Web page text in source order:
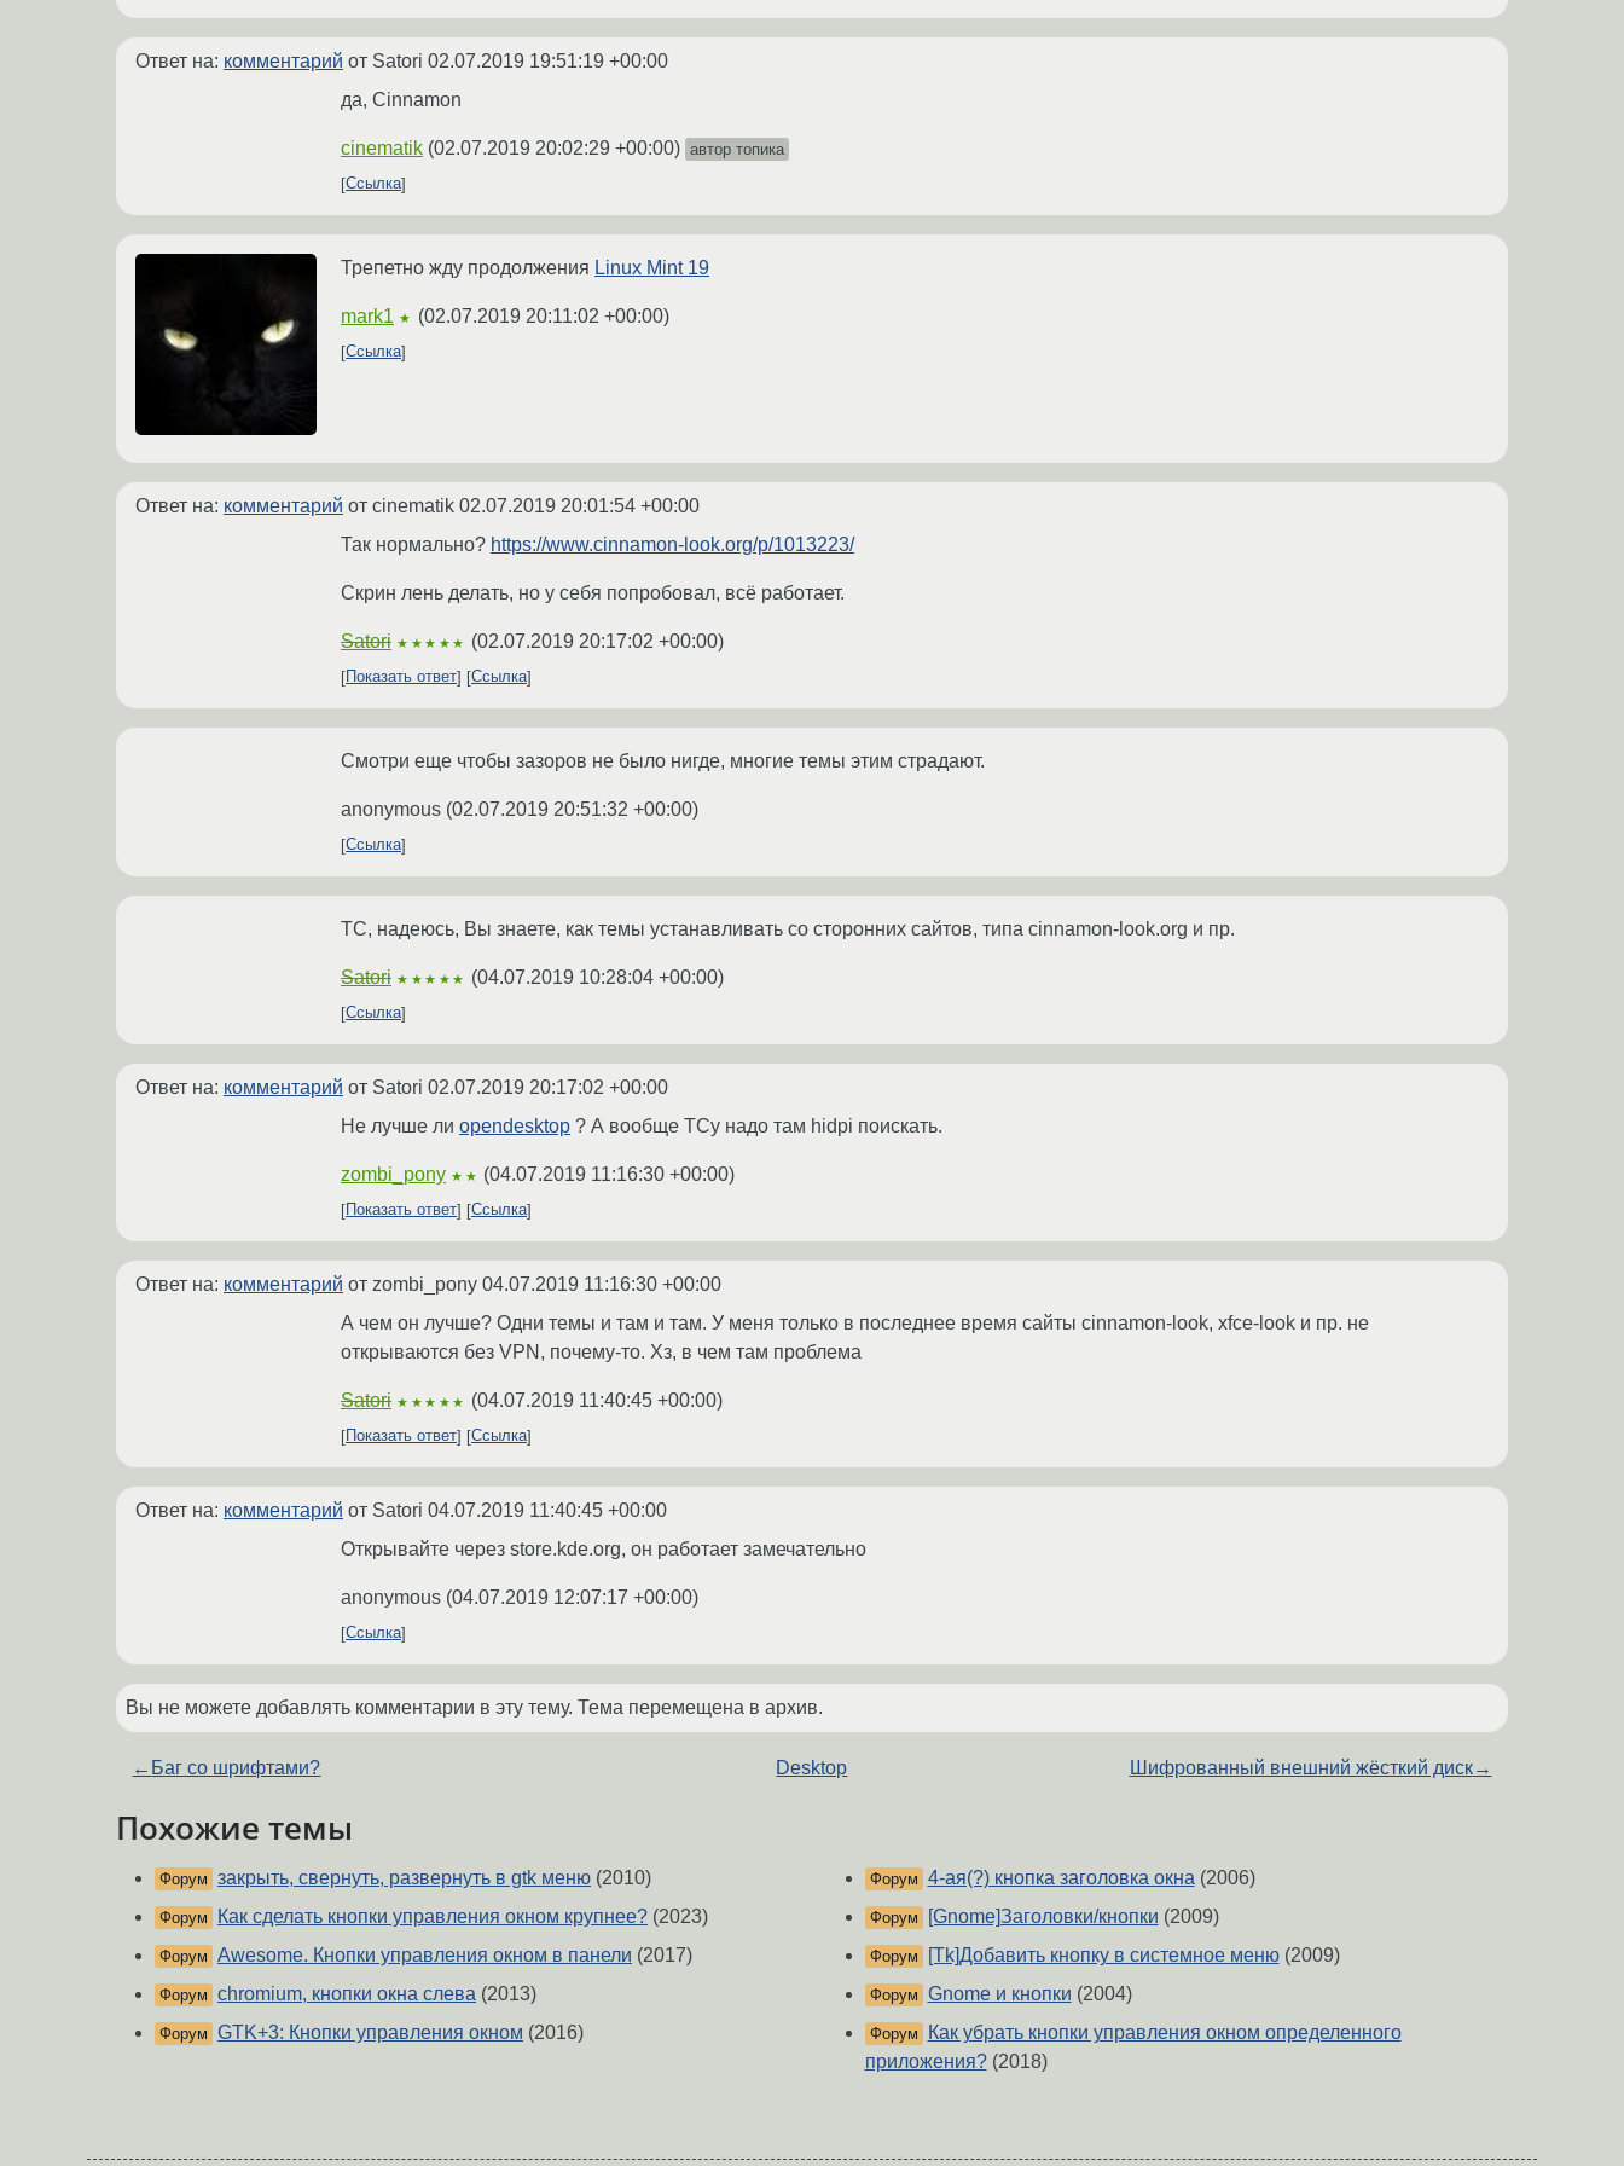
Ответ на: комментарий от Satori 02.07.2019 19:51:19 +00:00
да, Cinnamon
cinematik (02.07.2019 20:02:29 +00:00) автор топика
Ссылка
Трепетно жду продолжения Linux Mint 19
mark1 ★ (02.07.2019 20:11:02 +00:00)
Ссылка
Ответ на: комментарий от cinematik 02.07.2019 20:01:54 +00:00
Так нормально? https://www.cinnamon-look.org/p/1013223/
Скрин лень делать, но у себя попробовал, всё работает.
Satori ★★★★★ (02.07.2019 20:17:02 +00:00)
Показать ответ Ссылка
Смотри еще чтобы зазоров не было нигде, многие темы этим страдают.
anonymous (02.07.2019 20:51:32 +00:00)
Ссылка
ТС, надеюсь, Вы знаете, как темы устанавливать со сторонних сайтов, типа cinnamon-look.org и пр.
Satori ★★★★★ (04.07.2019 10:28:04 +00:00)
Ссылка
Ответ на: комментарий от Satori 02.07.2019 20:17:02 +00:00
Не лучше ли opendesktop ? А вообще ТСу надо там hidpi поискать.
zombi_pony ★★ (04.07.2019 11:16:30 +00:00)
Показать ответ Ссылка
Ответ на: комментарий от zombi_pony 04.07.2019 11:16:30 +00:00
А чем он лучше? Одни темы и там и там. У меня только в последнее время сайты cinnamon-look, xfce-look и пр. не
открываются без VPN, почему-то. Хз, в чем там проблема
Satori ★★★★★ (04.07.2019 11:40:45 +00:00)
Показать ответ Ссылка
Ответ на: комментарий от Satori 04.07.2019 11:40:45 +00:00
Открывайте через store.kde.org, он работает замечательно
anonymous (04.07.2019 12:07:17 +00:00)
Ссылка
Вы не можете добавлять комментарии в эту тему. Тема перемещена в архив.
← Баг со шрифтами? Desktop Шифрованный внешний жёсткий диск→
Похожие темы
Форум закрыть, свернуть, развернуть в gtk меню (2010)
Форум Как сделать кнопки управления окном крупнее? (2023)
Форум Awesome. Кнопки управления окном в панели (2017)
Форум chromium, кнопки окна слева (2013)
Форум GTK+3: Кнопки управления окном (2016)
Форум 4-ая(?) кнопка заголовка окна(2006)
Форум [Gnome]Заголовки/кнопки (2009)
Форум [Tk]Добавить кнопку в системное меню(2009)
Форум Gnome и кнопки (2004)
Форум
Как убрать кнопки управления окном определенного
приложения?(2018)